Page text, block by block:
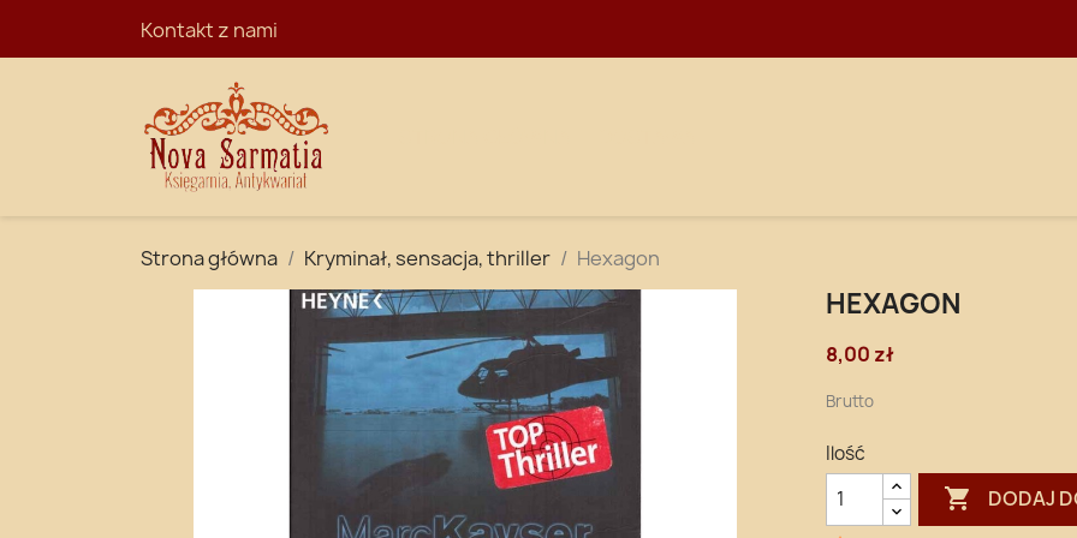
Kontakt z nami
Strona główna Kryminał, sensacja, thriller Hexagon
HEXAGON
8,00 zł
Brutto
Ilość
 DODAJ